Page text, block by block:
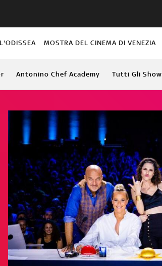
L'ODISSEA MOSTRA DEL CINEMA DI VENEZIA
Antonino Chef Academy Tutti Gli Show